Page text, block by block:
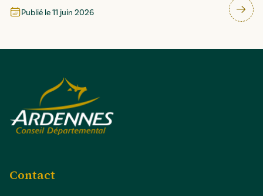
Publié le11 juin 2026
Contact